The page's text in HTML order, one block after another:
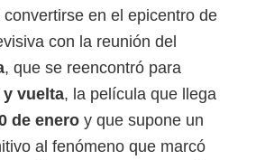
en el epicentro de
con la reunión del
, que se reencontró para
y vuelta, la película que llega
de enero y que supone un
al fenómeno que marcó